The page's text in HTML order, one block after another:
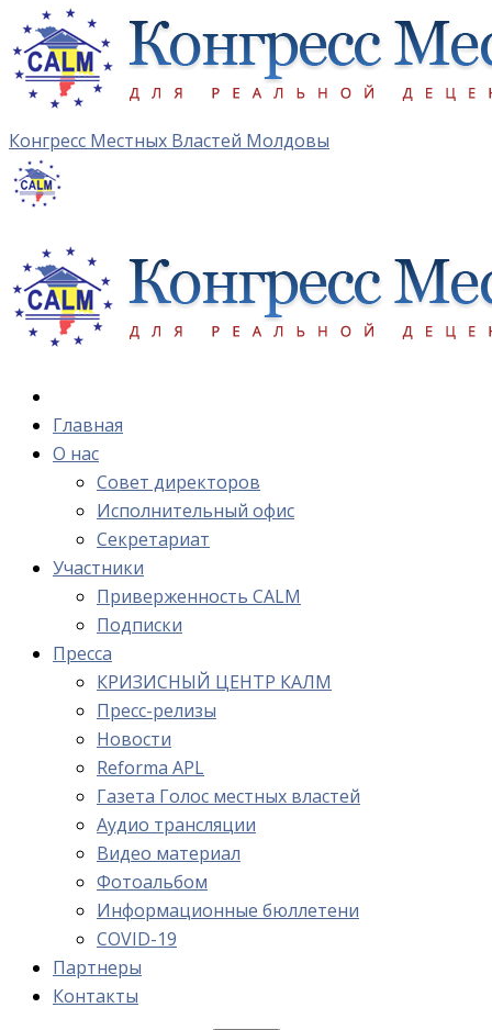
Конгресс Местных Властей Молдовы
Главная
О нас
Cовет директоров
Исполнительный офис
Cекретариат
Участники
Приверженность CALM
Подписки
Пресса
КРИЗИСНЫЙ ЦЕНТР КАЛМ
Пресс-релизы
Новости
Reforma APL
Газета Голос местных властей
Аудио трансляции
Видео материал
Фотоальбом
Информационные бюллетени
COVID-19
Партнеры
Контакты